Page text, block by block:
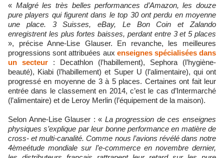
« Malgré les très belles performances d’Amazon, les douze
pure players qui figurent dans le top 30 ont perdu en moyenne
une place. 3 Suisses, eBay, Le Bon Coin et Zalando
enregistrent les plus fortes baisses, perdant entre 3 et 5 places
», précise Anne-Lise Glauser. En revanche, les meilleures
progressions sont attribuées aux enseignes spécialisées dans
un secteur : Decathlon (l’habillement), Sephora (l’hygiène-
beauté), Kiabi (l’habillement) et Super U (l’alimentaire), qui ont
progressé en moyenne de 3 à 5 places. Certaines ont fait leur
entrée dans le classement en 2014, c’est le cas d’Intermarché
(l’alimentaire) et de Leroy Merlin (l’équipement de la maison).
Selon Anne-Lise Glauser : « La progression de ces enseignes
physiques s’explique par leur bonne performance en matière de
cross- et multi-canalité. Comme nous l’avions révélé dans notre
4èmeétude mondiale sur l’e-commerce en novembre dernier,